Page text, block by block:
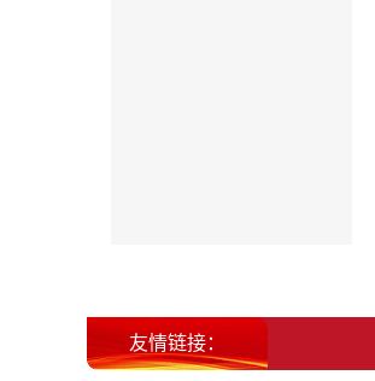
友情链接：
北大荒集团